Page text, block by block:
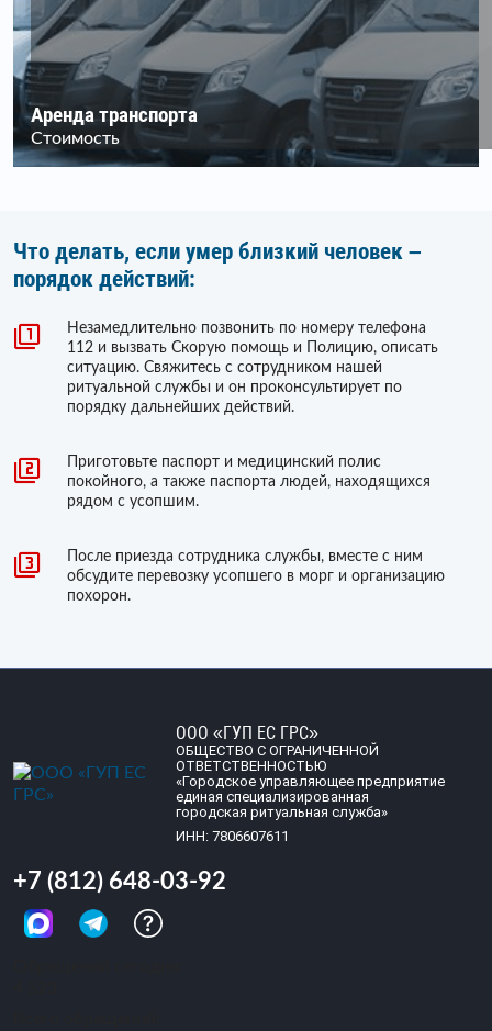
Аренда транспорта
Стоимость
Что делать, если умер близкий человек –
порядок действий:
Незамедлительно позвонить по номеру телефона
112 и вызвать Скорую помощь и Полицию, описать
ситуацию. Свяжитесь с сотрудником нашей
ритуальной службы и он проконсультирует по
порядку дальнейших действий.
Приготовьте паспорт и медицинский полис
покойного, а также паспорта людей, находящихся
рядом с усопшим.
После приезда сотрудника службы, вместе с ним
обсудите перевозку усопшего в морг и организацию
похорон.
ООО «ГУП ЕС ГРС»
ОБЩЕСТВО С ОГРАНИЧЕННОЙ
ОТВЕТСТВЕННОСТЬЮ
«Городское управляющее предприятие
единая специализированная
городская ритуальная служба»
ИНН: 7806607611
+7 (812) 648-03-92